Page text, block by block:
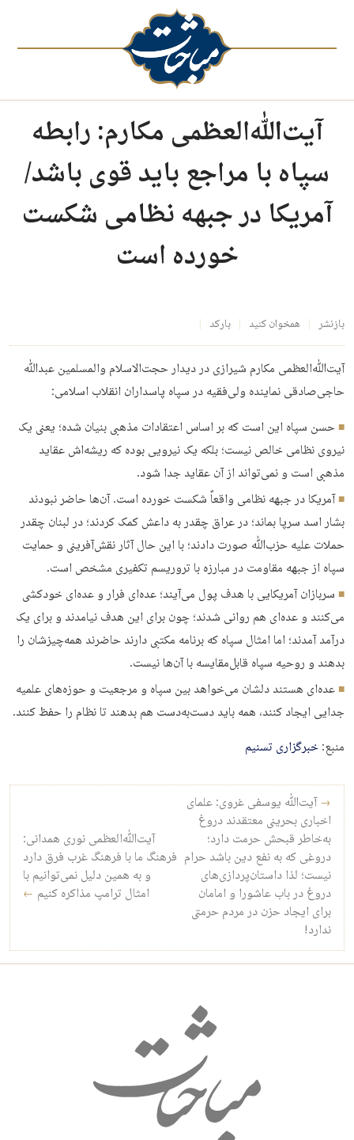
آیت‌الله‌العظمی مکارم: رابطه
سپاه با مراجع باید قوی باشد/
آمریکا در جبهه نظامی شکست
خورده است
بازنشر همخوان کنید بارکد
آیت‌ﷲ‌العظمی مکارم شیرازی در دیدار حجت‌الاسلام‌ والمسلمین عبدﷲ
حاجی‌صادقی نماینده ولی‌فقیه در سپاه پاسداران انقلاب اسلامی:
حسن سپاه این است که بر اساس اعتقادات مذهبی بنیان شده؛ یعنی یک
نیروی نظامی خالص نیست؛ بلکه یک نیرویی بوده که ریشه‌اش عقاید
مذهبی است و نمی‌تواند از آن عقاید جدا شود.
آمریکا در جبهه نظامی واقعاً شکست خورده است. آن‌ها حاضر نبودند
بشار اسد سرپا بماند؛ در عراق چقدر به داعش کمک کردند؛ در لبنان چقدر
حملات علیه حزب‌ﷲ صورت دادند؛ با این حال آثار نقش‌آفرینی و حمایت
سپاه از جبهه مقاومت در مبارزه با تروریسم تکفیری مشخص است.
سربازان آمریکایی با هدف پول می‌آیند؛ عده‌ای فرار و عده‌ای خودکشی
می‌کنند و عده‌ای هم روانی شدند؛ چون برای این هدف نیامدند و برای یک
درآمد آمدند؛ اما امثال سپاه که برنامه مکتبی دارند حاضرند همه‌چیزشان را
بدهند و روحیه سپاه قابل‌مقایسه با آن‌ها نیست.
عده‌ای هستند دلشان می‌خواهد بین سپاه و مرجعیت و حوزه‌های علمیه
جدایی ایجاد کنند، همه باید دست‌به‌دست هم بدهند تا نظام را حفظ کنند.
منبع:خبرگزاری تسنیم
راه‌بری نوشته
→آیت‌الله یوسفی غروی: علمای
اخباری بحرینی معتقدند دروغ
به‌خاطر قبحش حرمت دارد؛
دروغی که به نفع دین باشد حرام
نیست؛ لذا داستان‌پردازی‌های
دروغ در باب عاشورا و امامان
برای ایجاد حزن در مردم حرمتی
ندارد!
آیت‌الله‌العظمی نوری همدانی:
فرهنگ ما با فرهنگ غرب فرق دارد
و به همین دلیل نمی‌توانیم با
امثال ترامپ مذاکره کنیم ←